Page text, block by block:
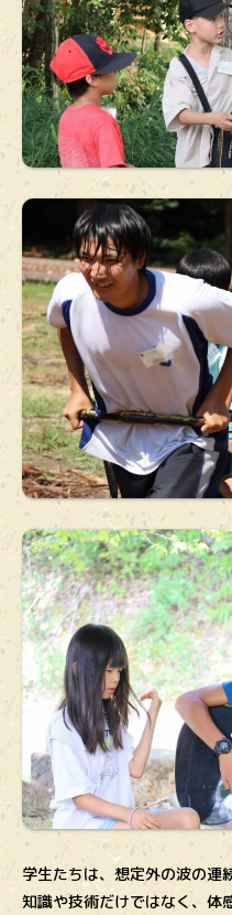
学生たちは、想定外の波の連
知識や技術だけではなく、体